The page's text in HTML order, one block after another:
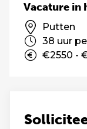
Vacature in
Putten
38 uur
€2550 -